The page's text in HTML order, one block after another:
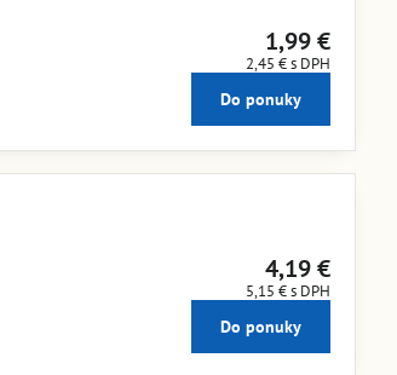
1,99 €
2,45 €s DPH
Do ponuky
4,19 €
5,15 €s DPH
Do ponuky